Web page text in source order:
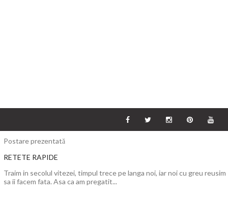
Postare prezentată
RETETE RAPIDE
Traim in secolul vitezei, timpul trece pe langa noi, iar noi cu greu reusim
sa ii facem fata. Asa ca am pregatit...